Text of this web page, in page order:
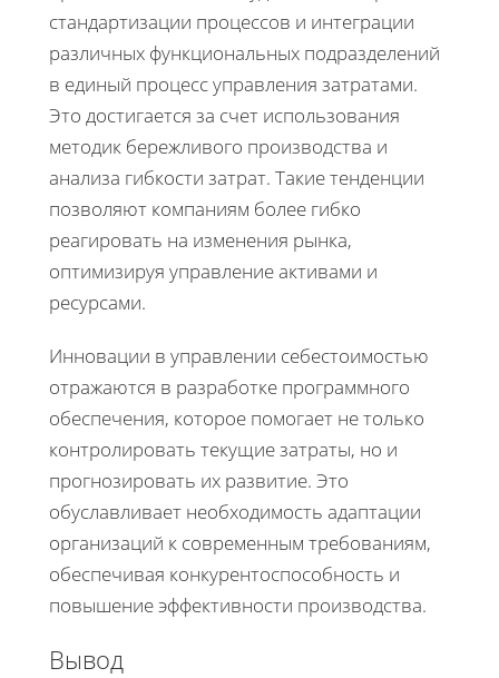
стандартизации процессов и интеграции
различных функциональных подразделений
в единый процесс управления затратами.
Это достигается за счет использования
методик бережливого производства и
анализа гибкости затрат. Такие тенденции
позволяют компаниям более гибко
реагировать на изменения рынка,
оптимизируя управление активами и
ресурсами.
Инновации в управлении себестоимостью
отражаются в разработке программного
обеспечения, которое помогает не только
контролировать текущие затраты, но и
прогнозировать их развитие. Это
обуславливает необходимость адаптации
организаций к современным требованиям,
обеспечивая конкурентоспособность и
повышение эффективности производства.
Вывод